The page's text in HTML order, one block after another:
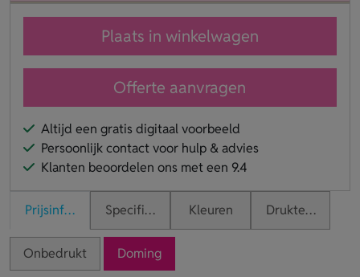
Plaats in winkelwagen
Offerte aanvragen
Altijd een gratis digitaal voorbeeld
Persoonlijk contact voor hulp & advies
Klanten beoordelen ons met een 9.4
PrijsinformatieSpecificaties Kleuren Druktechnieken
Onbedrukt Doming